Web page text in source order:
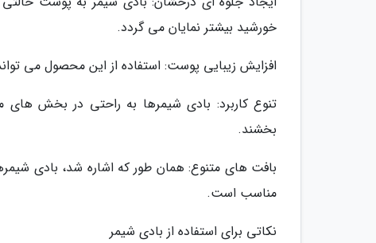
خورشید بیشتر نمایان می گردد.
افزایش زیبایی پوست: استفاده از این محصول می
تنوع کاربرد: بادی شیمرها به راحتی در بخش
بخشند.
بافت های متنوع: همان طور که اشاره شد، بادی
مناسب است.
نکاتی برای استفاده از بادی شیمر